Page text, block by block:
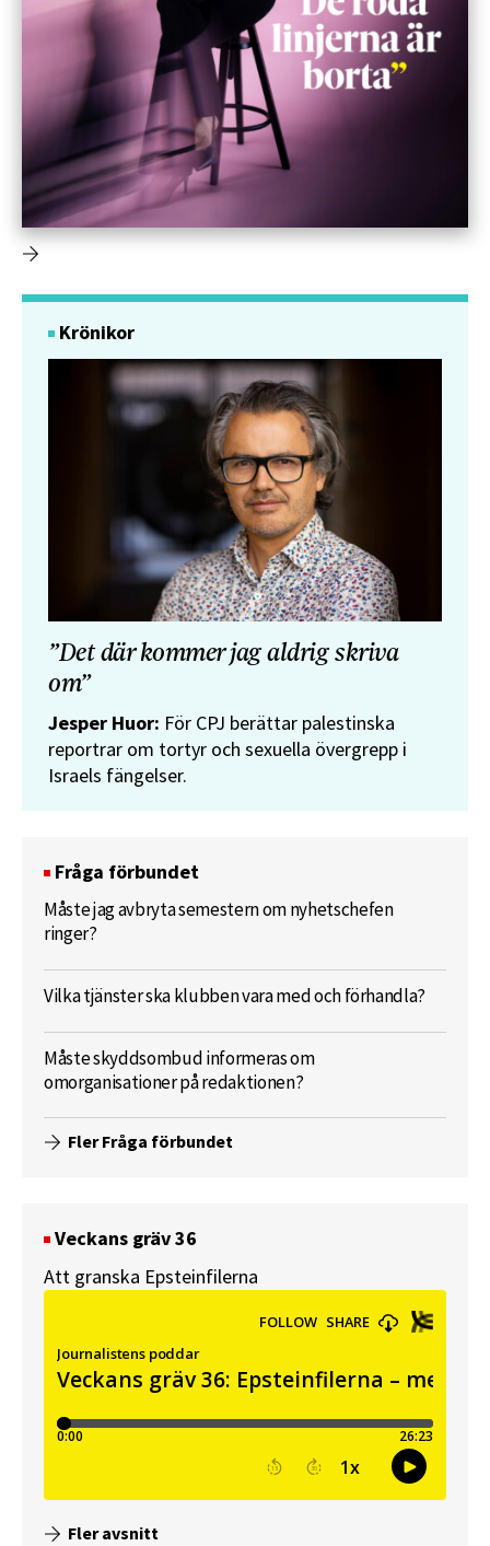
Krönikor
”Det där kommer jag aldrig skriva
om”
Jesper Huor: För CPJ berättar palestinska
reportrar om tortyr och sexuella övergrepp i
Israels fängelser.
Fråga förbundet
Måste jag avbryta semestern om nyhetschefen
ringer?
Vilka tjänster ska klubben vara med och förhandla?
Måste skyddsombud informeras om
omorganisationer på redaktionen?
Fler Fråga förbundet
Veckans gräv 36
Att granska Epsteinfilerna
Fler avsnitt